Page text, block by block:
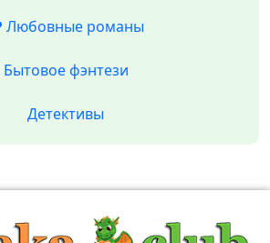
Любовные романы
Бытовое фэнтези
Детективы